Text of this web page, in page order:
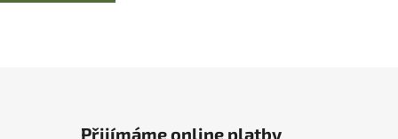
Přijímáme online platby